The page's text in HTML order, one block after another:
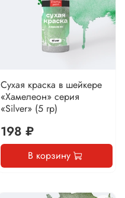
Сухая краска в шейкере
«Хамелеон» серия
«Silver» (5 гр)
198 ₽
В корзину